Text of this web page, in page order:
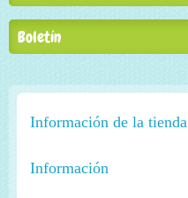
Boletín
Información de la tienda
Información